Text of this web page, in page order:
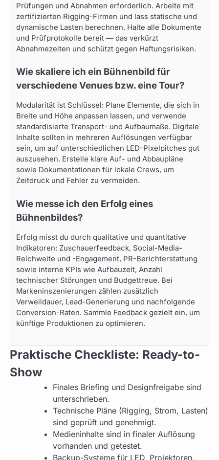
Prüfungen und Abnahmen erforderlich. Arbeite mit
zertifizierten Rigging-Firmen und lass statische und
dynamische Lasten berechnen. Halte alle Dokumente
und Prüfprotokolle bereit — das verkürzt
Abnahmezeiten und schützt gegen Haftungsrisiken.
Wie skaliere ich ein Bühnenbild für
verschiedene Venues bzw. eine Tour?
Modularität ist Schlüssel: Plane Elemente, die sich in
Breite und Höhe anpassen lassen, und verwende
standardisierte Transport- und Aufbaumaße. Digitale
Inhalte sollten in mehreren Auflösungen verfügbar
sein, um auf unterschiedlichen LED-Pixelpitches gut
auszusehen. Erstelle klare Auf- und Abbaupläne
sowie Dokumentationen für lokale Crews, um
Zeitdruck und Fehler zu vermeiden.
Wie messe ich den Erfolg eines
Bühnenbildes?
Erfolg misst du durch qualitative und quantitative
Indikatoren: Zuschauerfeedback, Social-Media-
Reichweite und -Engagement, PR-Berichterstattung
sowie interne KPIs wie Aufbauzeit, Anzahl
technischer Störungen und Budgettreue. Bei
Markeninszenierungen zählen zusätzlich
Verweildauer, Lead-Generierung und nachfolgende
Conversion-Raten. Sammle Feedback gezielt ein, um
künftige Produktionen zu optimieren.
Praktische Checkliste: Ready-to-
Show
Finales Briefing und Designfreigabe sind
unterschrieben.
Technische Pläne (Rigging, Strom, Lasten)
sind geprüft und genehmigt.
Medieninhalte sind in finaler Auflösung
vorhanden und getestet.
Backup-Systeme für LED, Projektoren,